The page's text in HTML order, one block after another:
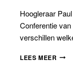
Hoogleraar
Conferentie
verschillen
LEES MEER